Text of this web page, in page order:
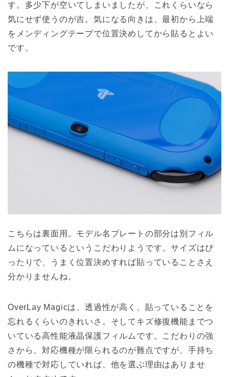
す。多少下が空いてしまいましたが、これくらいなら
気にせず使うのが吉。気になる向きは、最初から上端
をメンディングテープで位置決めしてから貼るとよい
です。
こちらは裏面用。モデル名プレートの部分は別フィル
ムになっているというこだわりようです。サイズはぴ
ったりで、うまく位置決めすれば貼っていることさえ
分かりませんね。
OverLay Magicは、透過性が高く、貼っていることを
忘れるくらいのきれいさ。そしてキズ修復機能までつ
いている高性能液晶保護フィルムです。こだわりの強
さから、対応機種が限られるのが難点ですが、手持ち
の機種で対応していれば、他を選ぶ理由はありませ